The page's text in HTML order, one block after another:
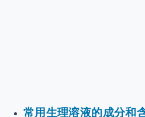
常用生理溶液的成分和